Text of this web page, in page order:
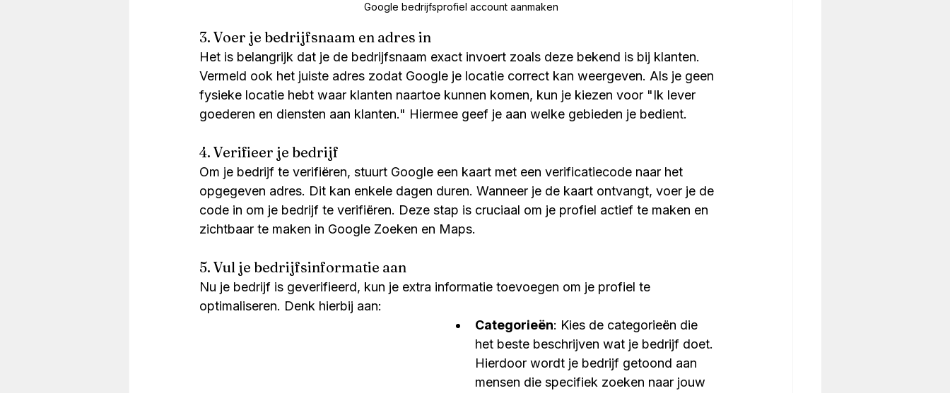
Google bedrijfsprofiel account aanmaken
3. Voer je bedrijfsnaam en adres in
Het is belangrijk dat je de bedrijfsnaam exact invoert zoals deze bekend is bij klanten.
Vermeld ook het juiste adres zodat Google je locatie correct kan weergeven. Als je geen
fysieke locatie hebt waar klanten naartoe kunnen komen, kun je kiezen voor "Ik lever
goederen en diensten aan klanten." Hiermee geef je aan welke gebieden je bedient.
4. Verifieer je bedrijf
Om je bedrijf te verifiëren, stuurt Google een kaart met een verificatiecode naar het
opgegeven adres. Dit kan enkele dagen duren. Wanneer je de kaart ontvangt, voer je de
code in om je bedrijf te verifiëren. Deze stap is cruciaal om je profiel actief te maken en
zichtbaar te maken in Google Zoeken en Maps.
5. Vul je bedrijfsinformatie aan
Nu je bedrijf is geverifieerd, kun je extra informatie toevoegen om je profiel te
optimaliseren. Denk hierbij aan:
Categorieën: Kies de categorieën die
het beste beschrijven wat je bedrijf doet.
Hierdoor wordt je bedrijf getoond aan
mensen die specifiek zoeken naar jouw